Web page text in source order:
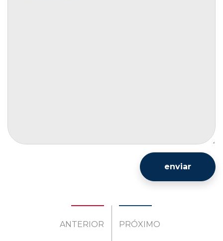
enviar
ANTERIOR PRÓXIMO